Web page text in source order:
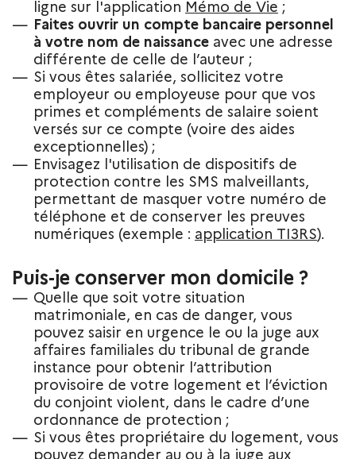
ligne sur l'application Mémo de Vie ;
Faites ouvrir un compte bancaire personnel
à votre nom de naissance avec une adresse
différente de celle de l’auteur ;
Si vous êtes salariée, sollicitez votre
employeur ou employeuse pour que vos
primes et compléments de salaire soient
versés sur ce compte (voire des aides
exceptionnelles) ;
Envisagez l'utilisation de dispositifs de
protection contre les SMS malveillants,
permettant de masquer votre numéro de
téléphone et de conserver les preuves
numériques (exemple : application TI3RS).
Puis-je conserver mon domicile ?
Quelle que soit votre situation
matrimoniale, en cas de danger, vous
pouvez saisir en urgence le ou la juge aux
affaires familiales du tribunal de grande
instance pour obtenir l’attribution
provisoire de votre logement et l’éviction
du conjoint violent, dans le cadre d’une
ordonnance de protection ;
Si vous êtes propriétaire du logement, vous
pouvez demander au ou à la juge aux